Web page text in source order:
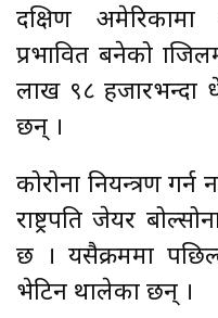
दक्षिण अमेरिकामा
प्रभावित बनेको
लाख ९८ हजारभन्दा
छन् ।
कोरोना नियन्त्रण
राष्ट्रपति जेयर
छ । यसैक्रममा
भेटिन थालेका छन् ।